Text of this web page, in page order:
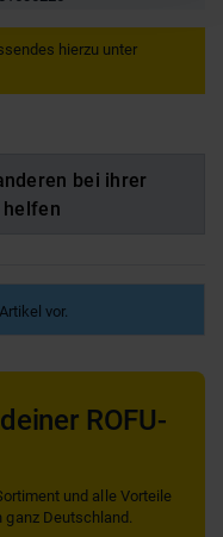
hierzu unter
bei ihrer
helfen
vor.
ROFU-
und alle Vorteile
ganz Deutschland.